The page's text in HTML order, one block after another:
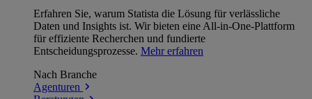
Erfahren Sie, warum Statista die Lösung für verlässliche
Daten und Insights ist. Wir bieten eine All-in-One-Plattform
für effiziente Recherchen und fundierte
Entscheidungsprozesse. Mehr erfahren
Nach Branche
Agenturen